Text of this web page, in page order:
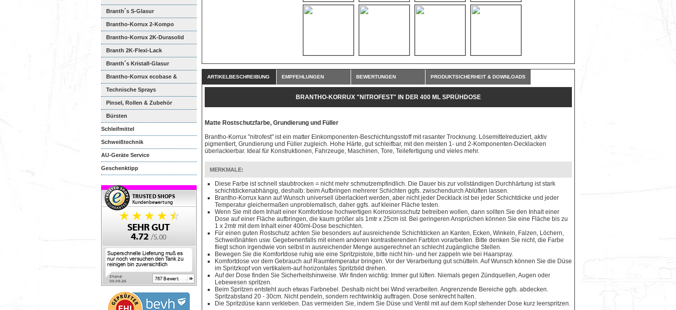
Branth´s S-Glasur
Brantho-Korrux 2-Kompo
Brantho-Korrux 2K-Durasolid
Branth 2K-Flexi-Lack
Branth´s Kristall-Glasur
Brantho-Korrux ecobase &
ecopak...
Technische Sprays
Pinsel, Rollen & Zubehör
Bürsten
Schleifmittel
Schweißtechnik
AU-Geräte Service
Geschenktipp
ARTIKELBESCHREIBUNG EMPFEHLUNGEN BEWERTUNGEN PRODUKTSICHERHEIT & DOWNLOADS
BRANTHO-KORRUX "NITROFEST" IN DER 400 ML SPRÜHDOSE
Matte Rostschutzfarbe, Grundierung und Füller
Brantho-Korrux "nitrofest" ist ein matter Einkomponenten-Beschichtungsstoff mit rasanter Trocknung. Lösemittelreduziert, aktiv
pigmentiert, Grundierung und Füller zugleich. Hohe Härte, gut schleifbar, mit den meisten 1- und 2-Komponenten-Decklacken
überlackierbar. Ideal für Konstruktionen, Fahrzeuge, Maschinen, Tore, Teilefertigung und vieles mehr.
MERKMALE:
Diese Farbe ist schnell staubtrocken = nicht mehr schmutzempfindlich. Die Dauer bis zur vollständigen Durchhärtung ist stark
schichtdickenabhängig, deshalb: beim Aufbringen mehrerer Schichten ggfs. zwischendurch Ablüften lassen.
Brantho-Korrux kann auf Wunsch universell überlackiert werden, aber nicht jeder Decklack ist bei jeder Schichtdicke und jeder
Temperatur gleichermaßen unproblematisch, daher ggfs. auf kleiner Fläche testen.
Wenn Sie mit dem Inhalt einer Komfortdose hochwertigen Korrosionsschutz betreiben wollen, dann sollten Sie den Inhalt einer
Dose auf einer Fläche aufbringen, die kaum größer als 1mtr x 25cm ist. Bei geringeren Ansprüchen können Sie eine Fläche bis zu
1 x 2mtr mit dem Inhalt einer 400ml-Dose beschichten.
Für einen guten Rostschutz achten Sie besonders auf ausreichende Schichtdicken an Kanten, Ecken, Winkeln, Falzen, Löchern,
Schweißnähten usw. Gegebenenfalls mit einem anderen kontrastierenden Farbton vorarbeiten. Bitte denken Sie nicht, die Farbe
fliegt schon irgendwie von selbst in ausreichender Menge ausgerechnet an schlecht zugängliche Stellen.
Bewegen Sie die Komfortdose ruhig wie eine Spritzpistole, bitte nicht hin- und her zappeln wie bei Haarspray.
Komfortdose vor dem Gebrauch auf Raumtemperatur bringen. Vor der Verarbeitung gut schütteln. Auf Wunsch können Sie die Düse
im Spritzkopf von vertikalem-auf horizontales Spritzbild drehen.
Auf der Dose finden Sie Sicherheitshinweise. Wir finden wichtig: Immer gut lüften. Niemals gegen Zündquellen, Augen oder
Lebewesen spritzen.
Beim Spritzen entsteht auch etwas Farbnebel. Deshalb nicht bei Wind verarbeiten. Angrenzende Bereiche ggfs. abdecken.
Spritzabstand 20 - 30cm. Nicht pendeln, sondern rechtwinklig auftragen. Dose senkrecht halten.
Die Spritzdüse kann verkleben. Das vermeiden Sie, indem Sie Düse und Ventil mit auf dem Kopf stehender Dose kurz leerspritzen.